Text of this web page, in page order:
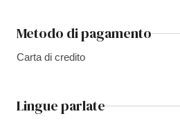
Metodo di pagamento
Carta di credito
Lingue parlate